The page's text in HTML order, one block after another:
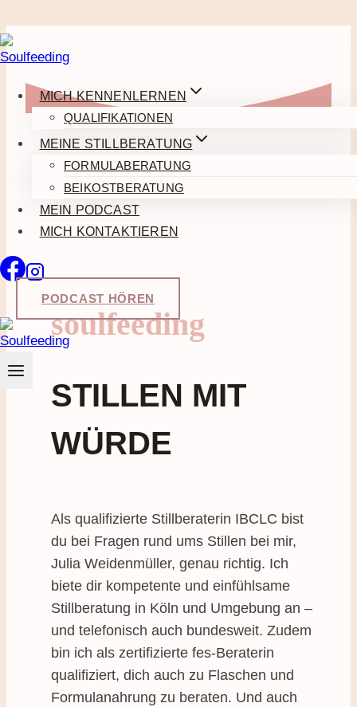
Zum
Inhalt
MICH KENNENLERNEN
QUALIFIKATIONEN
MEINE STILLBERATUNG
FORMULABERATUNG
BEIKOSTBERATUNG
MEIN PODCAST
MICH KONTAKTIEREN
PODCAST HÖREN
soulfeeding
STILLEN MIT
WÜRDE
Als qualifizierte Stillberaterin IBCLC bist
du bei Fragen rund ums Stillen bei mir,
Julia Weidenmüller, genau richtig. Ich
biete dir kompetente und einfühlsame
Stillberatung in Köln und Umgebung an –
und telefonisch auch bundesweit. Zudem
bin ich als zertifizierte fes-Beraterin
qualifiziert, dich auch zu Flaschen und
Formulanahrung zu beraten. Und auch